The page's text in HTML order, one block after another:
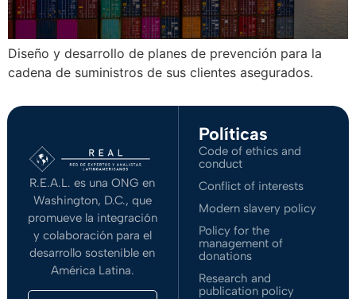
Diseño y desarrollo de planes de prevención para la
cadena de suministros de sus clientes asegurados.
R.E.A.L. es una ONG en
Washington, D.C., que
promueve la integración
y colaboración para el
desarrollo sostenible en
América Latina.
Políticas
Code of ethics and
conduct
Conflict of interests
Modern slavery policy
Policy for the
management of
donations
Research and
publication policy